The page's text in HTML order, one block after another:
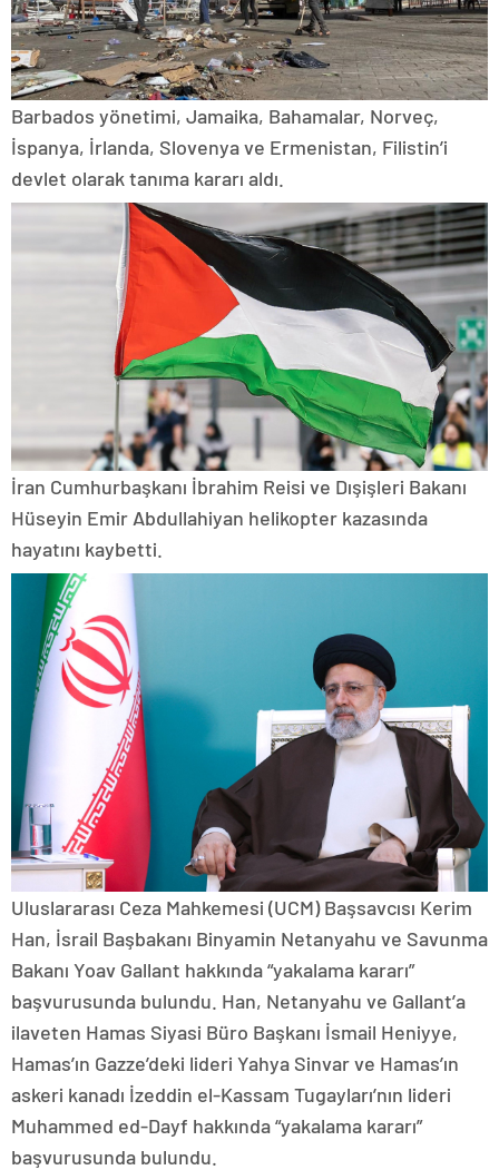
Barbados yönetimi, Jamaika, Bahamalar, Norveç,
İspanya, İrlanda, Slovenya ve Ermenistan, Filistin’i
devlet olarak tanıma kararı aldı.
İran Cumhurbaşkanı İbrahim Reisi ve Dışişleri Bakanı
Hüseyin Emir Abdullahiyan helikopter kazasında
hayatını kaybetti.
Uluslararası Ceza Mahkemesi (UCM) Başsavcısı Kerim
Han, İsrail Başbakanı Binyamin Netanyahu ve Savunma
Bakanı Yoav Gallant hakkında “yakalama kararı”
başvurusunda bulundu. Han, Netanyahu ve Gallant’a
ilaveten Hamas Siyasi Büro Başkanı İsmail Heniyye,
Hamas’ın Gazze’deki lideri Yahya Sinvar ve Hamas’ın
askeri kanadı İzeddin el-Kassam Tugayları’nın lideri
Muhammed ed-Dayf hakkında “yakalama kararı”
başvurusunda bulundu.